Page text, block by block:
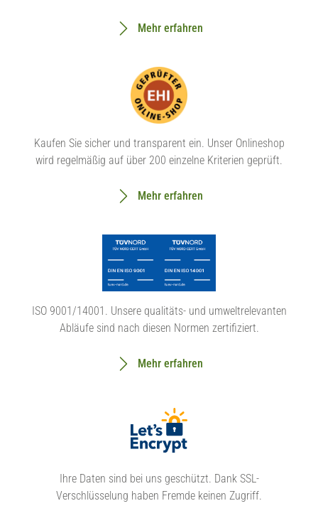
Mehr erfahren
Kaufen Sie sicher und transparent ein. Unser Onlineshop
wird regelmäßig auf über 200 einzelne Kriterien geprüft.
Mehr erfahren
ISO 9001/14001. Unsere qualitäts- und umweltrelevanten
Abläufe sind nach diesen Normen zertifiziert.
Mehr erfahren
Ihre Daten sind bei uns geschützt. Dank SSL-
Verschlüsselung haben Fremde keinen Zugriff.